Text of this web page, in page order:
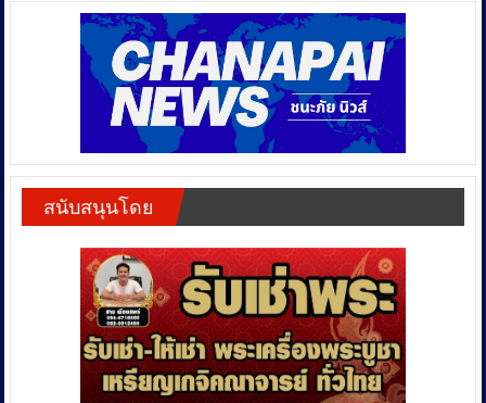
สนับสนุนโดย